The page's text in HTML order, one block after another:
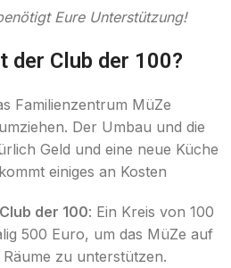
Eure Unterstützung!
der Club der 100?
Familienzentrum MüZe
Der Umbau und die
Geld und eine neue Küche
einiges an Kosten
Club der 100: Ein Kreis von 100
500 Euro, um das MüZe auf
Räume zu unterstützen.